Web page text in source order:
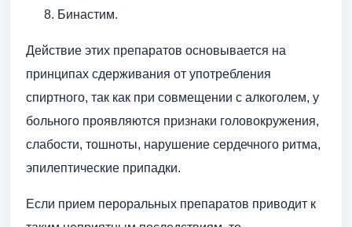
Бинастим.
Действие этих препаратов основывается на
принципах сдерживания от употребления
спиртного, так как при совмещении с алкоголем, у
больного проявляются признаки головокружения,
слабости, тошноты, нарушение сердечного ритма,
эпилептические припадки.
Если прием пероральных препаратов приводит к